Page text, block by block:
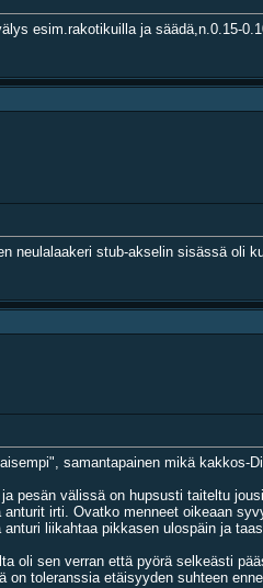
esim.rakotikuilla ja säädä,n.0.15-
neulalaakeri stub-akselin sisässä
samantapainen mikä kakkos-
pesän välissä on hupsusti taiteltu
irti. Ovatko menneet oikeaan
liikahtaa pikkasen ulospäin ja
oli sen verran että pyörä selkeästi
on toleranssia etäisyyden suhteen